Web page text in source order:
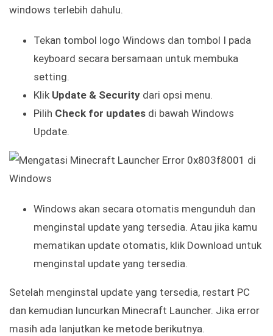
windows terlebih dahulu.
Tekan tombol logo Windows dan tombol I pada
keyboard secara bersamaan untuk membuka
setting.
Klik Update & Security dari opsi menu.
Pilih Check for updates di bawah Windows
Update.
Windows akan secara otomatis mengunduh dan
menginstal update yang tersedia. Atau jika kamu
mematikan update otomatis, klik Download untuk
menginstal update yang tersedia.
Setelah menginstal update yang tersedia, restart PC
dan kemudian luncurkan Minecraft Launcher. Jika error
masih ada lanjutkan ke metode berikutnya.